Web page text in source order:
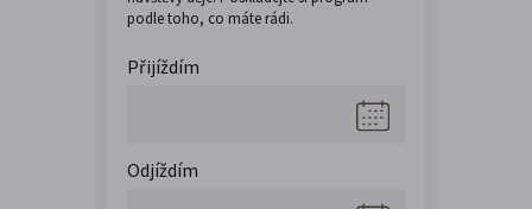
podle toho, co máte rádi.
Přijíždím
Odjíždím